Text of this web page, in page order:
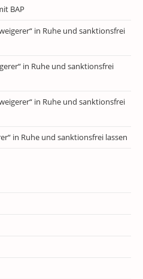
BAP
in Ruhe und sanktionsfrei
in Ruhe und sanktionsfrei
in Ruhe und sanktionsfrei
in Ruhe und sanktionsfrei lassen